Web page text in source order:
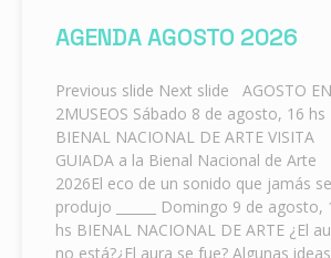
AGENDA AGOSTO 2026
Previous slide Next slide AGOSTO EN
2MUSEOS Sábado 8 de agosto, 16 hs
BIENAL NACIONAL DE ARTE VISITA
GUIADA a la Bienal Nacional de Arte
2026El eco de un sonido que jamás se
produjo ______ Domingo 9 de agosto,
hs BIENAL NACIONAL DE ARTE ¿El
no está?¿El aura se fue? Algunas ideas